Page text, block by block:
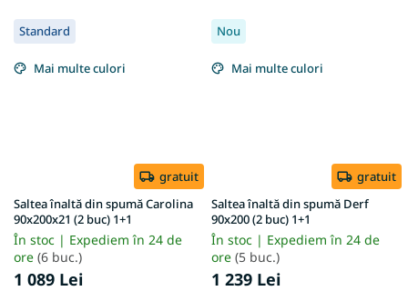
Standard
Mai multe culori
gratuit
Saltea înaltă din spumă Carolina
90x200x21 (2 buc) 1+1
În stoc | Expediem în 24 de
ore (6 buc.)
1 089 Lei
Nou
Mai multe culori
gratuit
Saltea înaltă din spumă Derf
90x200 (2 buc) 1+1
În stoc | Expediem în 24 de
ore (5 buc.)
1 239 Lei